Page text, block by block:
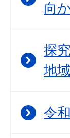
向
探
地
令